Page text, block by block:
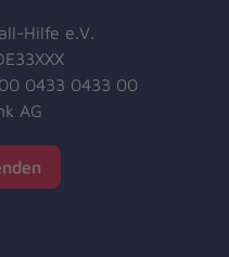
Hilfe e.V.
0433 0433 00
AG